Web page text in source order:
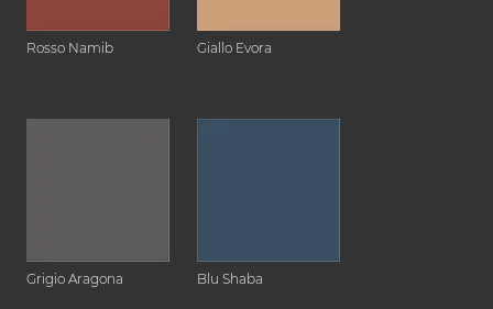
Rosso Namib Giallo Evora
Grigio Aragona Blu Shaba